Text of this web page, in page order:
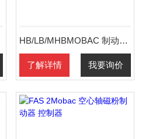
HB/LB/MHBMOBAC 制动器 控制器
了解详情 我要询价